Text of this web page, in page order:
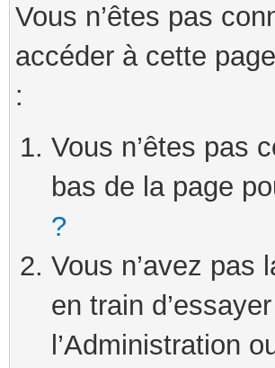
Vous n’êtes pas
accéder à cette
:
Vous n’êtes pas
bas de la page
?
Vous n’avez pas
en train
l’Administration